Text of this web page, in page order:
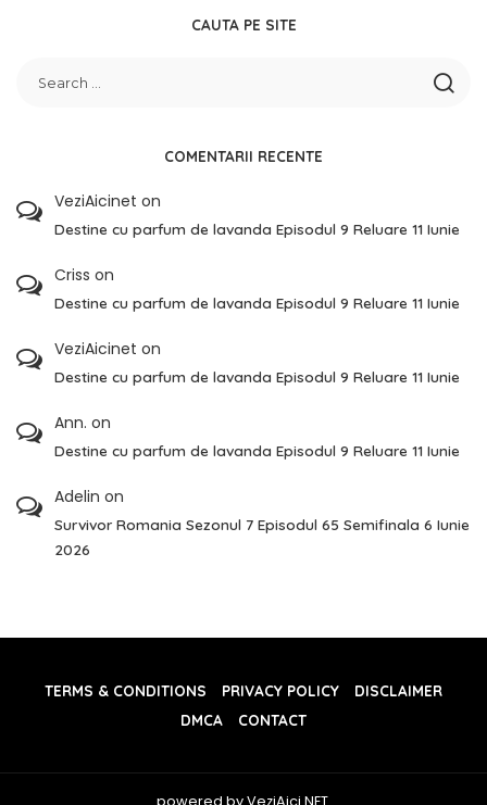
CAUTA PE SITE
COMENTARII RECENTE
VeziAicinet on
Destine cu parfum de lavanda Episodul 9 Reluare 11 Iunie
Criss on
Destine cu parfum de lavanda Episodul 9 Reluare 11 Iunie
VeziAicinet on
Destine cu parfum de lavanda Episodul 9 Reluare 11 Iunie
Ann. on
Destine cu parfum de lavanda Episodul 9 Reluare 11 Iunie
Adelin on
Survivor Romania Sezonul 7 Episodul 65 Semifinala 6 Iunie
2026
TERMS & CONDITIONS PRIVACY POLICY
DISCLAIMER
DMCA
CONTACT